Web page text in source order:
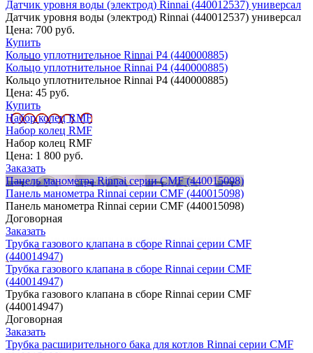
Датчик уровня воды (электрод) Rinnai (440012537) универсал
Датчик уровня воды (электрод) Rinnai (440012537) универсал
Цена: 700 руб.
Купить
Кольцо уплотнительное Rinnai Р4 (440000885)
Кольцо уплотнительное Rinnai Р4 (440000885)
Кольцо уплотнительное Rinnai Р4 (440000885)
Цена: 45 руб.
Купить
Набор колец RMF
Набор колец RMF
Набор колец RMF
Цена: 1 800 руб.
Заказать
Панель манометра Rinnai серии CMF (440015098)
Панель манометра Rinnai серии CMF (440015098)
Панель манометра Rinnai серии CMF (440015098)
Договорная
Заказать
Трубка газового клапана в сборе Rinnai серии CMF
(440014947)
Трубка газового клапана в сборе Rinnai серии CMF
(440014947)
Трубка газового клапана в сборе Rinnai серии CMF
(440014947)
Договорная
Заказать
Трубка расширительного бака для котлов Rinnai серии CMF